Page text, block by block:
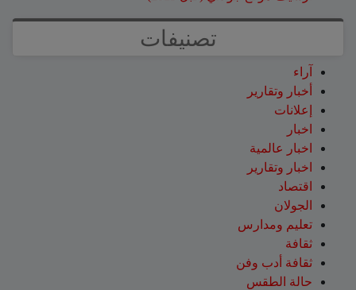
تصنيفات
آراء
أخبار وتقارير
إعلانات
اخبار
اخبار عالمية
اخبار وتقارير
اقتصاد
الجولان
تعليم ومدارس
ثقافة
ثقافة أدب وفن
حالة الطقس